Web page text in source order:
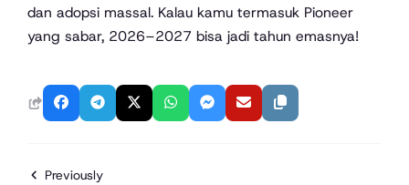
dan adopsi massal. Kalau kamu termasuk Pioneer
yang sabar, 2026–2027 bisa jadi tahun emasnya!
Previously